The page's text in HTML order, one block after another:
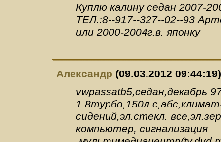
Куплю калину седан 2007-
ТЕЛ.:8--917--327--02--93
или 2000-2004г.в. японку
Александр (09.03.2012 09:44:19)
vwpassatb5,седан,декабрь
сидений,эл.стекл.
компьютер, сигнализация